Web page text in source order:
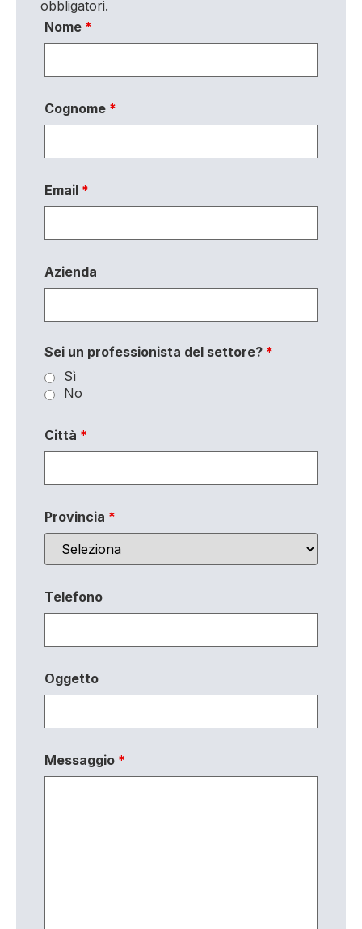
obbligatori.
Nome *
Cognome *
Email *
Azienda
Sei un professionista del settore? *
Sì
No
Città *
Provincia *
Telefono
Oggetto
Messaggio *